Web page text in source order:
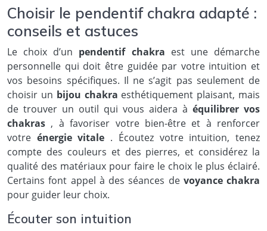
Choisir le pendentif chakra adapté :
conseils et astuces
Le choix d’un pendentif chakra est une démarche
personnelle qui doit être guidée par votre intuition et
vos besoins spécifiques. Il ne s’agit pas seulement de
choisir un bijou chakra esthétiquement plaisant, mais
de trouver un outil qui vous aidera à équilibrer vos
chakras , à favoriser votre bien-être et à renforcer
votre énergie vitale . Écoutez votre intuition, tenez
compte des couleurs et des pierres, et considérez la
qualité des matériaux pour faire le choix le plus éclairé.
Certains font appel à des séances de voyance chakra
pour guider leur choix.
Écouter son intuition